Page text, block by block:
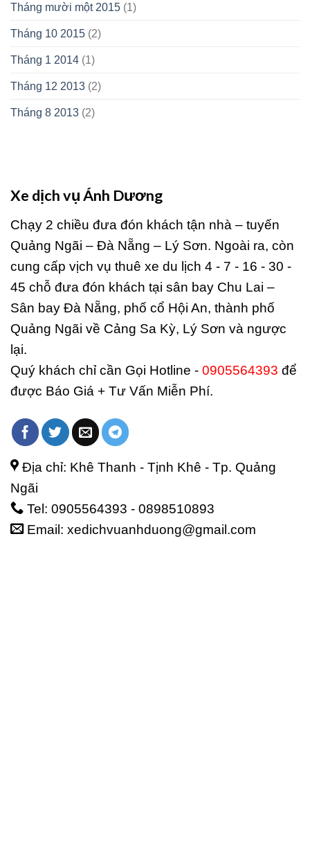
Tháng mười một 2015 (1)
Tháng 10 2015 (2)
Tháng 1 2014 (1)
Tháng 12 2013 (2)
Tháng 8 2013 (2)
Xe dịch vụ Ánh Dương
Chạy 2 chiều đưa đón khách tận nhà – tuyến
Quảng Ngãi – Đà Nẵng – Lý Sơn. Ngoài ra, còn
cung cấp vịch vụ thuê xe du lịch 4 - 7 - 16 - 30 -
45 chỗ đưa đón khách tại sân bay Chu Lai –
Sân bay Đà Nẵng, phố cổ Hội An, thành phố
Quảng Ngãi về Cảng Sa Kỳ, Lý Sơn và ngược
lại.
Quý khách chỉ cần Gọi Hotline - 0905564393 để
được Báo Giá + Tư Vấn Miễn Phí.
Địa chỉ: Khê Thanh - Tịnh Khê - Tp. Quảng
Ngãi
Tel: 0905564393 - 0898510893
Email: xedichvuanhduong@gmail.com